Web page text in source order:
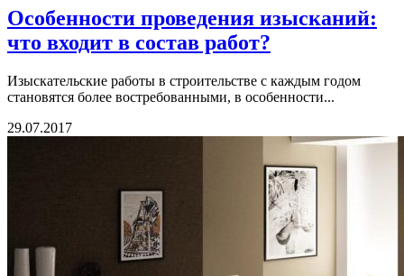
Особенности проведения изысканий:
что входит в состав работ?
Изыскательские работы в строительстве с каждым годом
становятся более востребованными, в особенности...
29.07.2017